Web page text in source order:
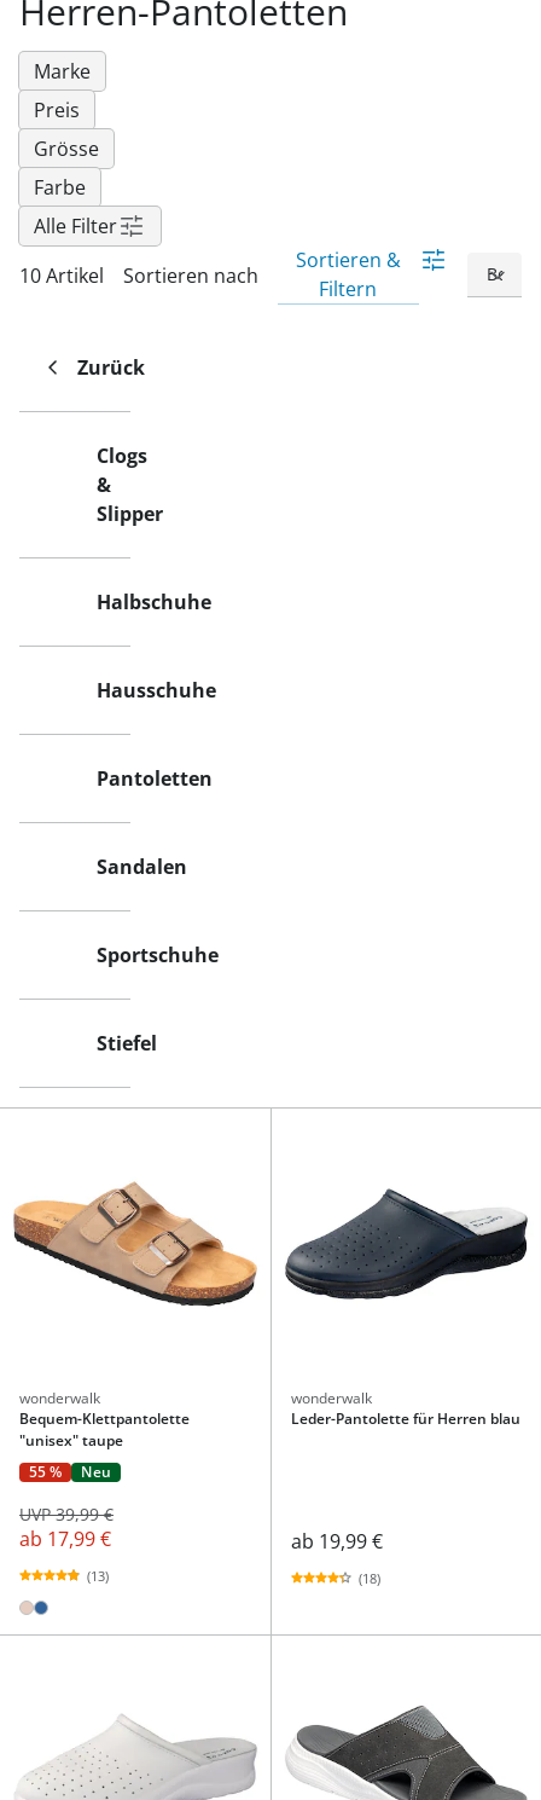
Fußpflegeprodukte
Hausapotheke
Kälte- & Wärmetherapie
‎ Alle Anzeigen
Hygieneprodukte
Toilettenstühle
Urinflaschen &
Nachttöpfe
Ess- & Trinkhilfen
‎ Alle Anzeigen
Nagel- &
Fußpflegeprodukte
Ohrreiniger
Parfüm
‎ Alle Anzeigen
Kälte- & Wärmetherapie
Massage-Produkte
Sesselschoner
Herrenbekleidung
Herrenschuhe
Mützen & Hüte
‎ Alle Anzeigen
Gartenaccessoires
Geschenkideen
Insektenabwehr
Kleinmöbel
‎ Alle Anzeigen
Herren-Pantoletten
Marke
Preis
Grösse
Farbe
Alle Filter
10 Artikel
Sortieren nach
Sortieren &
Filtern
Zurück
Clogs
&
Slipper
Halbschuhe
Hausschuhe
Pantoletten
Sandalen
Sportschuhe
Stiefel
wonderwalk
Bequem-Klettpantolette
"unisex" taupe
55 %
Neu
ab 17,99 €
UVP 39,99 €
(13)
wonderwalk
Leder-Pantolette für Herren blau
ab 19,99 €
(18)